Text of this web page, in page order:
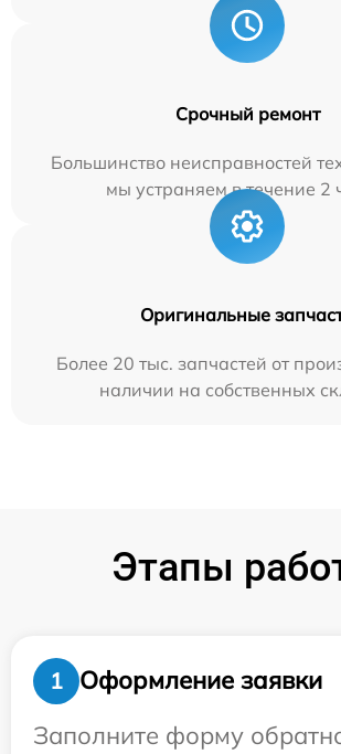
Срочный ремонт
Большинство неисправностей
мы устраняем в течение 2
Оригинальные
Более 20 тыс. запчастей от
наличии на собственных
Этапы
1
Оформление заявки
Заполните форму